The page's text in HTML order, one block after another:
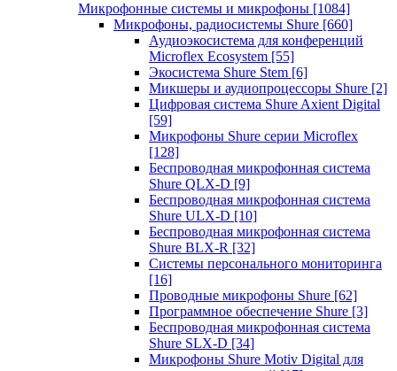
Микрофонные системы и микрофоны [1084]
Микрофоны, радиосистемы Shure [660]
Аудиоэкосистема для конференций
Microflex Ecosystem [55]
Экосистема Shure Stem [6]
Микшеры и аудиопроцессоры Shure [2]
Цифровая система Shure Axient Digital
[59]
Микрофоны Shure серии Microflex
[128]
Беспроводная микрофонная система
Shure QLX-D [9]
Беспроводная микрофонная система
Shure ULX-D [10]
Беспроводная микрофонная система
Shure BLX-R [32]
Системы персонального мониторинга
[16]
Проводные микрофоны Shure [62]
Программное обеспечение Shure [3]
Беспроводная микрофонная система
Shure SLX-D [34]
Микрофоны Shure Motiv Digital для